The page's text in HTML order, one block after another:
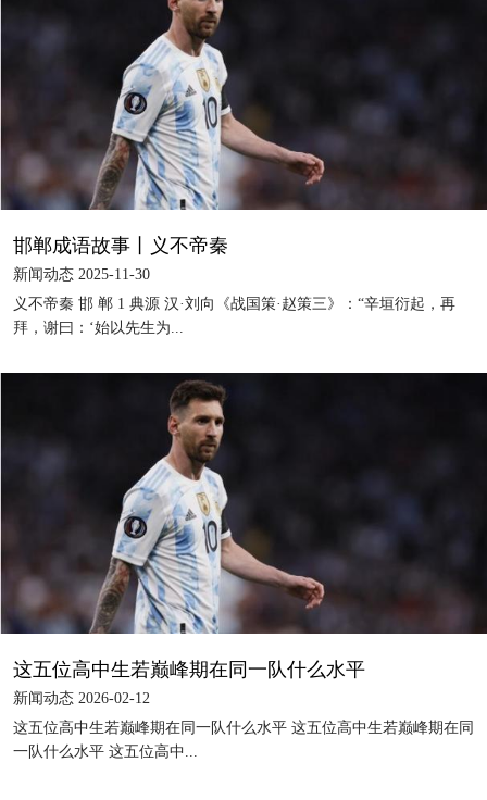
邯郸成语故事丨义不帝秦
新闻动态 2025-11-30
义不帝秦 邯 郸 1 典源 汉·刘向《战国策·赵策三》：“辛垣衍起，再
拜，谢曰：‘始以先生为...
这五位高中生若巅峰期在同一队什么水平
新闻动态 2026-02-12
这五位高中生若巅峰期在同一队什么水平 这五位高中生若巅峰期在同
一队什么水平 这五位高中...